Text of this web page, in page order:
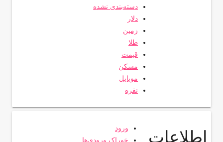
دسته‌بندی نشده
دلار
زمین
طلا
قیمت
مسکن
موبایل
نقره
اطلاعات
ورود
خوراک ورودی‌ها